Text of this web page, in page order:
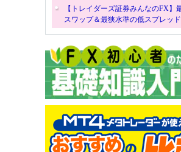
【トレイダーズ証券みんなのFX】
スワップ＆最狭水準の低スプレッド